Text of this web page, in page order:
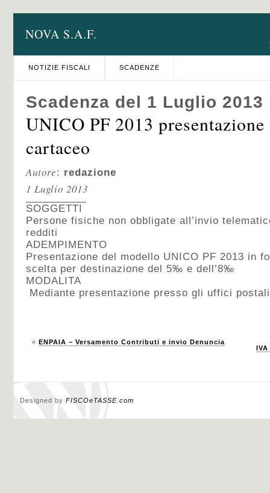
NOVA S.A.F.
NOTIZIE FISCALI SCADENZE
Scadenza del 1 Luglio 2013
UNICO PF 2013
cartaceo
Autore: redazione
1 Luglio 2013
SOGGETTI
Persone fisiche non obbligate all’invio
redditi
ADEMPIMENTO
Presentazione del modello UNICO PF 2013 in
scelta per destinazione del 5‰ e dell’8‰
MODALITA
Mediante presentazione presso gli uffici postali
« ENPAIA – Versamento Contributi e invio Denuncia
Designed by FISCOeTASSE.com